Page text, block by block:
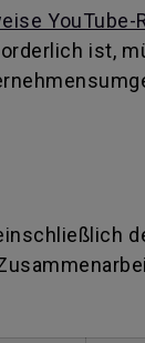
ist,